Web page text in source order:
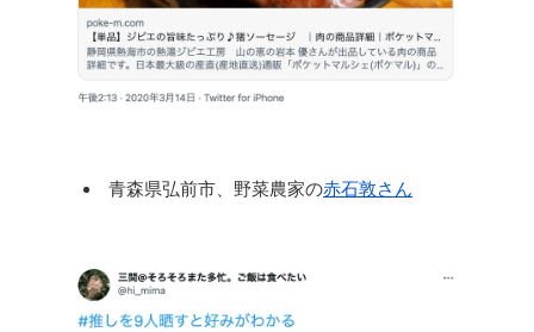
青森県弘前市、野菜農家の赤石敦さん